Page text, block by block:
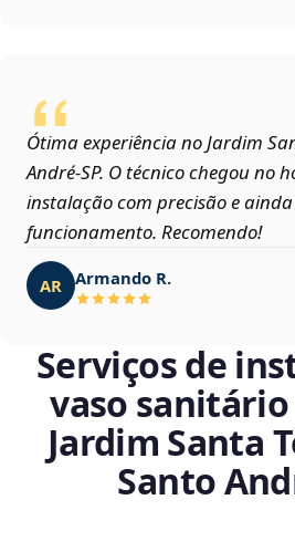
Ótima experiência no Jardim
André‑SP. O técnico chegou no
instalação com precisão e
funcionamento. Recomendo!
AR Armando R.
Serviços de
vaso
Jardim Santa
Santo